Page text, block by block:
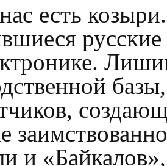
есть
и